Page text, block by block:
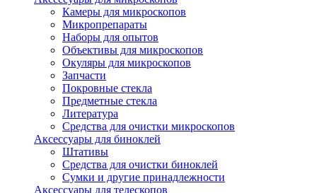
Камеры для микроскопов
Микропрепараты
Наборы для опытов
Объективы для микроскопов
Окуляры для микроскопов
Запчасти
Покровные стекла
Предметные стекла
Литература
Средства для очистки микроскопов
Аксессуары для биноклей
Штативы
Средства для очистки биноклей
Сумки и другие принадлежности
Аксессуары для телескопов